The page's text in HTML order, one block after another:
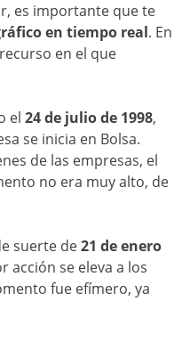
es importante que te
en tiempo real. En
en el que
el 24 de julio de 1998,
se inicia en Bolsa.
de las empresas, el
no era muy alto, de
suerte de21 de enero
acción se eleva a los
fue efímero, ya